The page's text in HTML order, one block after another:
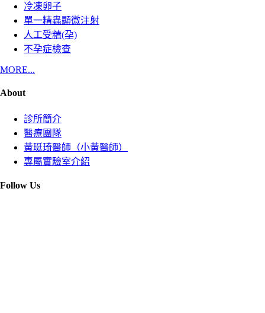
冷凍卵子
單一精蟲顯微注射
人工受精(孕)
不孕症檢查
MORE...
About
診所簡介
醫療團隊
黃珽琦醫師（小黃醫師）
專屬實驗室介紹
Follow Us